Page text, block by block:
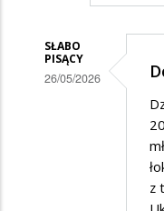
SŁABO
PISĄCY
26/05/2026
z